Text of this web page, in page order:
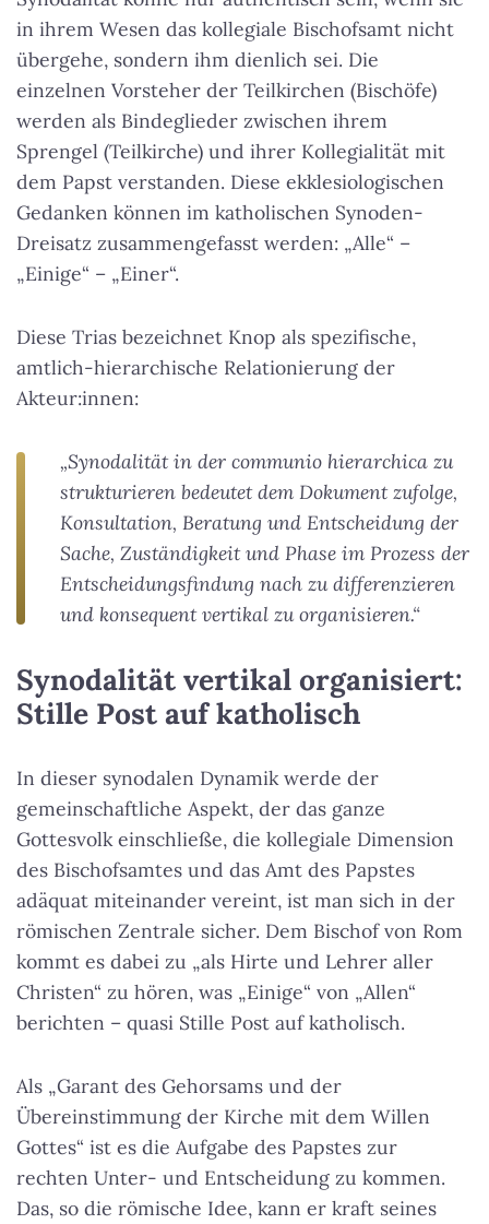
in ihrem Wesen das kollegiale Bischofsamt nicht
übergehe, sondern ihm dienlich sei. Die
einzelnen Vorsteher der Teilkirchen (Bischöfe)
werden als Bindeglieder zwischen ihrem
Sprengel (Teilkirche) und ihrer Kollegialität mit
dem Papst verstanden. Diese ekklesiologischen
Gedanken können im katholischen Synoden-
Dreisatz zusammengefasst werden: „Alle“ –
„Einige“ – „Einer“.
Diese Trias bezeichnet Knop als spezifische,
amtlich-hierarchische Relationierung der
Akteur:innen:
„Synodalität in der communio hierarchica zu
strukturieren bedeutet dem Dokument zufolge,
Konsultation, Beratung und Entscheidung der
Sache, Zuständigkeit und Phase im Prozess der
Entscheidungsfindung nach zu differenzieren
und konsequent vertikal zu organisieren.“
Synodalität vertikal organisiert:
Stille Post auf katholisch
In dieser synodalen Dynamik werde der
gemeinschaftliche Aspekt, der das ganze
Gottesvolk einschließe, die kollegiale Dimension
des Bischofsamtes und das Amt des Papstes
adäquat miteinander vereint, ist man sich in der
römischen Zentrale sicher. Dem Bischof von Rom
kommt es dabei zu „als Hirte und Lehrer aller
Christen“ zu hören, was „Einige“ von „Allen“
berichten – quasi Stille Post auf katholisch.
Als „Garant des Gehorsams und der
Übereinstimmung der Kirche mit dem Willen
Gottes“ ist es die Aufgabe des Papstes zur
rechten Unter- und Entscheidung zu kommen.
Das, so die römische Idee, kann er kraft seines